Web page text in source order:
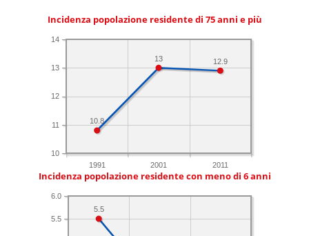
Incidenza popolazione residente di 75 anni e più
1991 2001 2011
10
11
12
13
14
12.9
13
10.8
Incidenza popolazione residente con meno di 6 anni
5.5
6.0
5.5